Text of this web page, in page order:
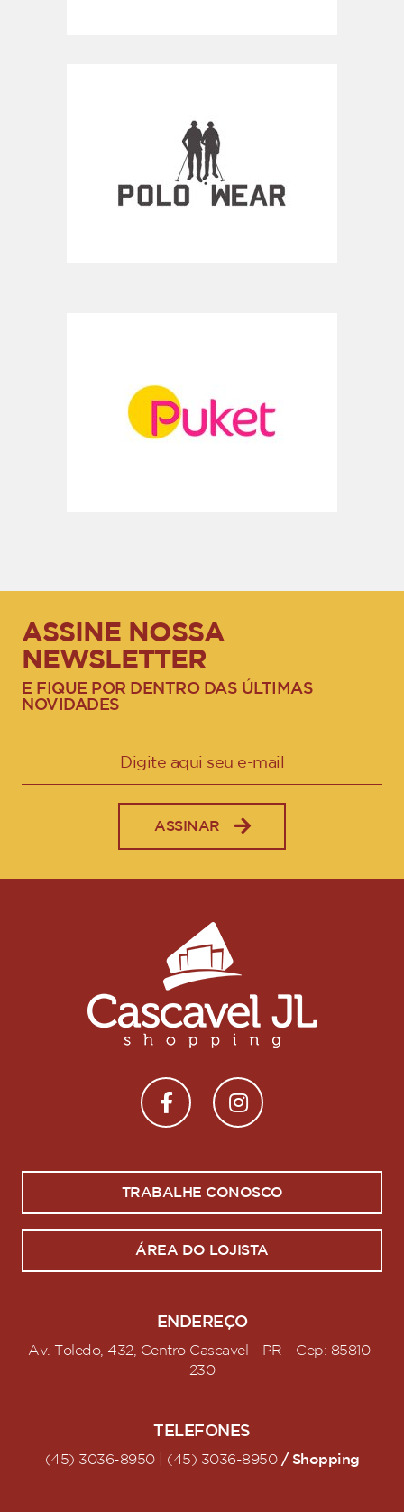
ASSINE NOSSA
NEWSLETTER
E FIQUE POR DENTRO DAS ÚLTIMAS
NOVIDADES
ASSINAR
TRABALHE CONOSCO
ÁREA DO LOJISTA
ENDEREÇO
Av. Toledo, 432, Centro Cascavel - PR - Cep: 85810-
230
TELEFONES
(45) 3036-8950 | (45) 3036-8950/ Shopping